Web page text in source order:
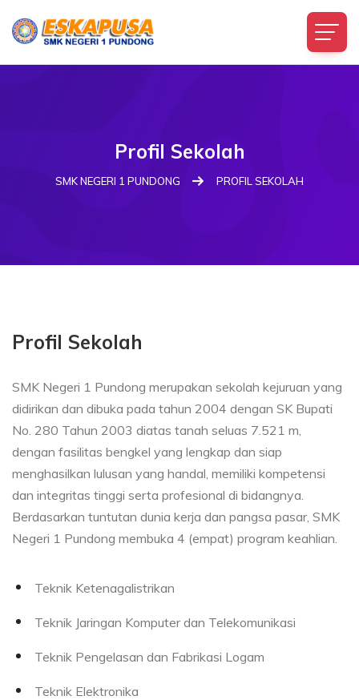
Profil Sekolah
SMK NEGERI 1 PUNDONG PROFIL SEKOLAH
Profil Sekolah
SMK Negeri 1 Pundong merupakan sekolah kejuruan yang
didirikan dan dibuka pada tahun 2004 dengan SK Bupati
No. 280 Tahun 2003 diatas tanah seluas 7.521 m,
dengan fasilitas bengkel yang lengkap dan siap
menghasilkan lulusan yang handal, memiliki kompetensi
dan integritas tinggi serta profesional di bidangnya.
Berdasarkan tuntutan dunia kerja dan pangsa pasar, SMK
Negeri 1 Pundong membuka 4 (empat) program keahlian.
Teknik Ketenagalistrikan
Teknik Jaringan Komputer dan Telekomunikasi
Teknik Pengelasan dan Fabrikasi Logam
Teknik Elektronika